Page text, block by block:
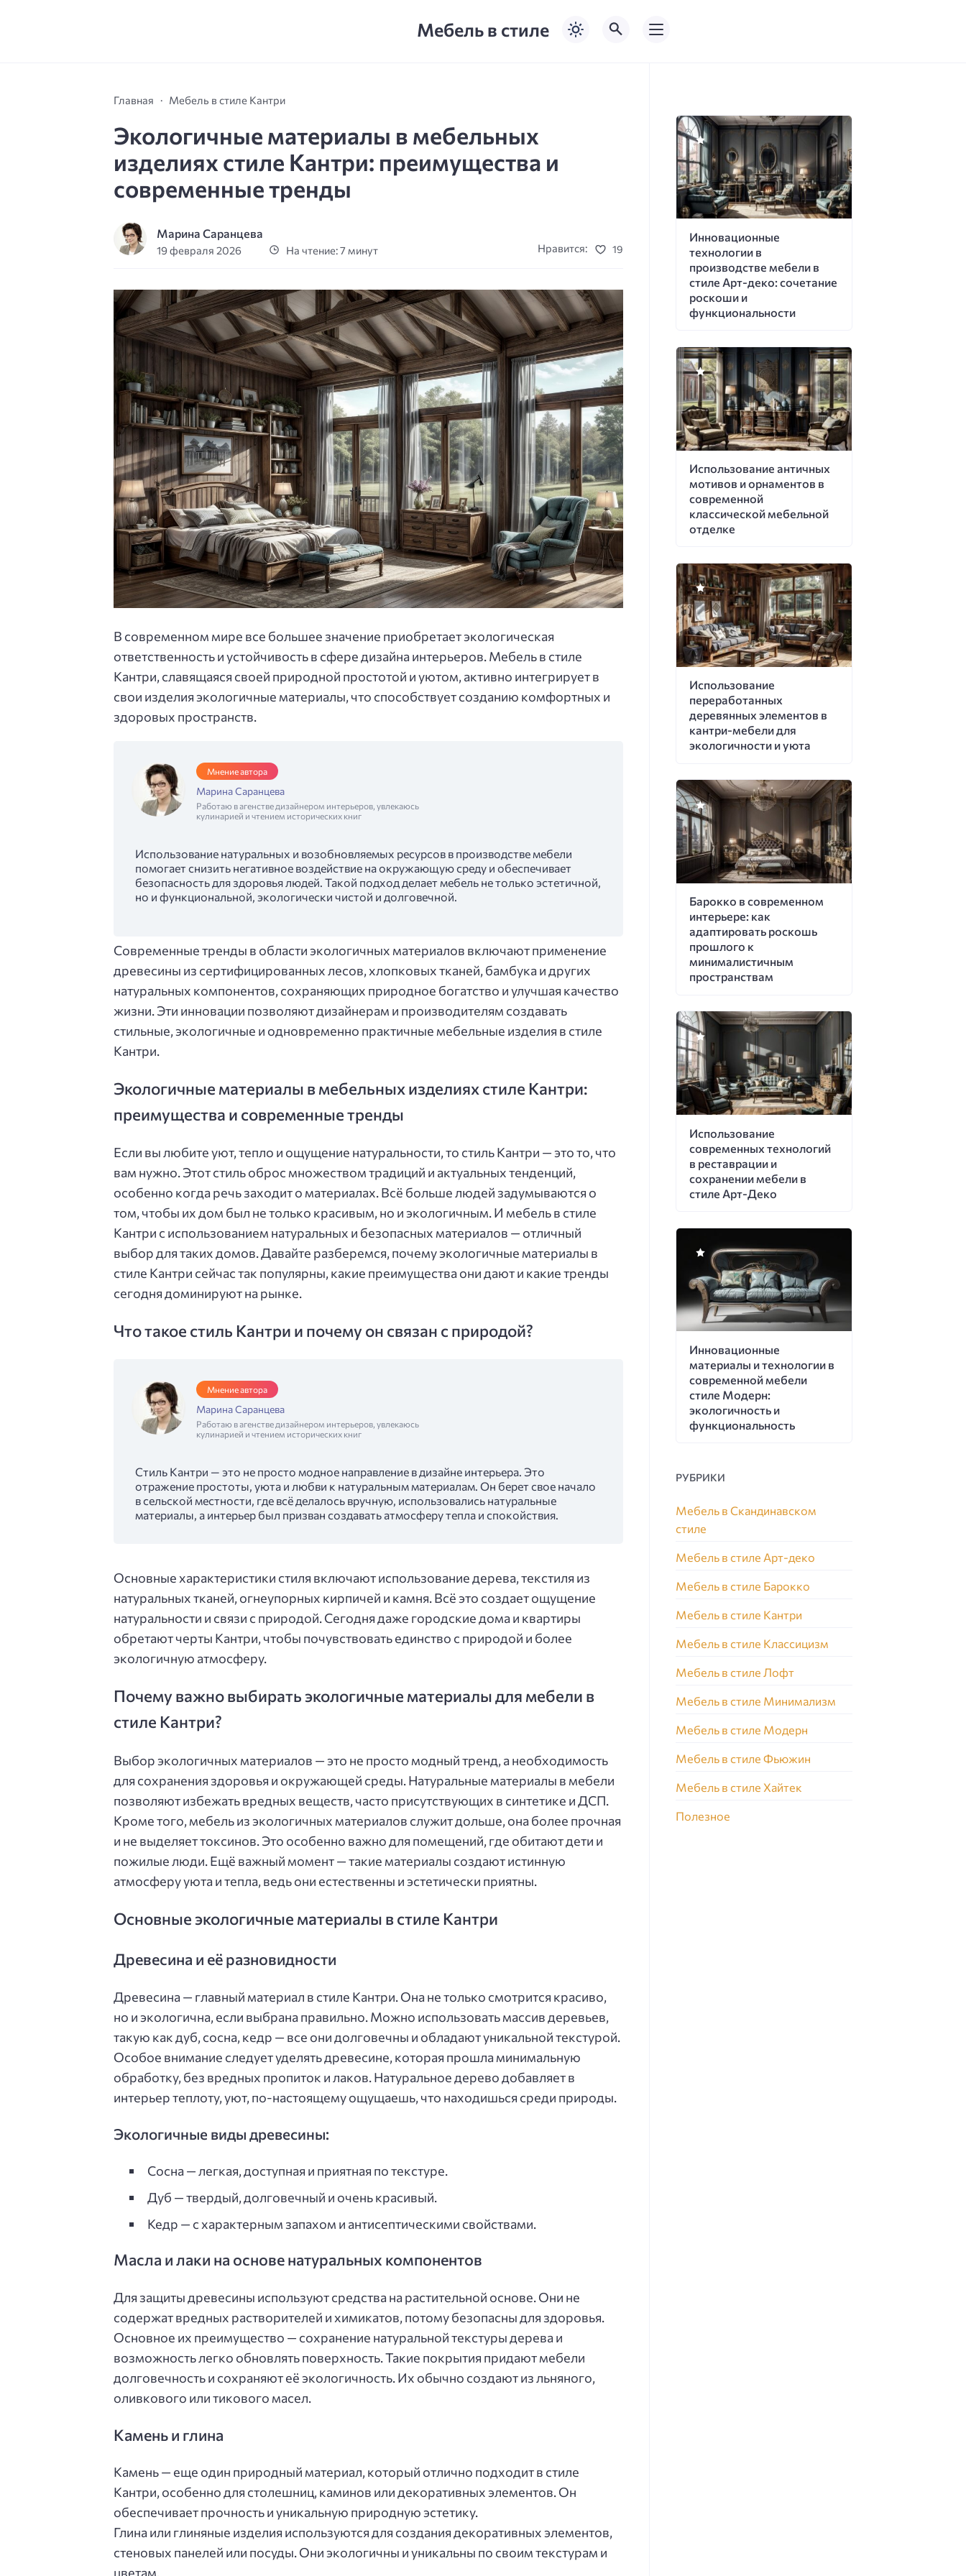
Мебель в стиле
Главная Мебель в стиле Кантри
Экологичные материалы в мебельных
изделиях стиле Кантри: преимущества и
современные тренды
Марина Саранцева
19 февраля 2026 На чтение: 7 минут Нравится: 19
В современном мире все большее значение приобретает экологическая
ответственность и устойчивость в сфере дизайна интерьеров. Мебель в стиле
Кантри, славящаяся своей природной простотой и уютом, активно интегрирует в
свои изделия экологичные материалы, что способствует созданию комфортных и
здоровых пространств.
Мнение автора
Марина Саранцева
Работаю в агенстве дизайнером интерьеров, увлекаюсь
кулинарией и чтением исторических книг
Использование натуральных и возобновляемых ресурсов в производстве мебели
помогает снизить негативное воздействие на окружающую среду и обеспечивает
безопасность для здоровья людей. Такой подход делает мебель не только эстетичной,
но и функциональной, экологически чистой и долговечной.
Современные тренды в области экологичных материалов включают применение
древесины из сертифицированных лесов, хлопковых тканей, бамбука и других
натуральных компонентов, сохраняющих природное богатство и улучшая качество
жизни. Эти инновации позволяют дизайнерам и производителям создавать
стильные, экологичные и одновременно практичные мебельные изделия в стиле
Кантри.
Экологичные материалы в мебельных изделиях стиле Кантри:
преимущества и современные тренды
Если вы любите уют, тепло и ощущение натуральности, то стиль Кантри — это то, что
вам нужно. Этот стиль оброс множеством традиций и актуальных тенденций,
особенно когда речь заходит о материалах. Всё больше людей задумываются о
том, чтобы их дом был не только красивым, но и экологичным. И мебель в стиле
Кантри с использованием натуральных и безопасных материалов — отличный
выбор для таких домов. Давайте разберемся, почему экологичные материалы в
стиле Кантри сейчас так популярны, какие преимущества они дают и какие тренды
сегодня доминируют на рынке.
Что такое стиль Кантри и почему он связан с природой?
Мнение автора
Марина Саранцева
Работаю в агенстве дизайнером интерьеров, увлекаюсь
кулинарией и чтением исторических книг
Стиль Кантри — это не просто модное направление в дизайне интерьера. Это
отражение простоты, уюта и любви к натуральным материалам. Он берет свое начало
в сельской местности, где всё делалось вручную, использовались натуральные
материалы, а интерьер был призван создавать атмосферу тепла и спокойствия.
Основные характеристики стиля включают использование дерева, текстиля из
натуральных тканей, огнеупорных кирпичей и камня. Всё это создает ощущение
натуральности и связи с природой. Сегодня даже городские дома и квартиры
обретают черты Кантри, чтобы почувствовать единство с природой и более
экологичную атмосферу.
Почему важно выбирать экологичные материалы для мебели в
стиле Кантри?
Выбор экологичных материалов — это не просто модный тренд, а необходимость
для сохранения здоровья и окружающей среды. Натуральные материалы в мебели
позволяют избежать вредных веществ, часто присутствующих в синтетике и ДСП.
Кроме того, мебель из экологичных материалов служит дольше, она более прочная
и не выделяет токсинов. Это особенно важно для помещений, где обитают дети и
пожилые люди. Ещё важный момент — такие материалы создают истинную
атмосферу уюта и тепла, ведь они естественны и эстетически приятны.
Основные экологичные материалы в стиле Кантри
Древесина и её разновидности
Древесина — главный материал в стиле Кантри. Она не только смотрится красиво,
но и экологична, если выбрана правильно. Можно использовать массив деревьев,
такую как дуб, сосна, кедр — все они долговечны и обладают уникальной текстурой.
Особое внимание следует уделять древесине, которая прошла минимальную
обработку, без вредных пропиток и лаков. Натуральное дерево добавляет в
интерьер теплоту, уют, по-настоящему ощущаешь, что находишься среди природы.
Экологичные виды древесины:
Сосна — легкая, доступная и приятная по текстуре.
Дуб — твердый, долговечный и очень красивый.
Кедр — с характерным запахом и антисептическими свойствами.
Масла и лаки на основе натуральных компонентов
Для защиты древесины используют средства на растительной основе. Они не
содержат вредных растворителей и химикатов, потому безопасны для здоровья.
Основное их преимущество — сохранение натуральной текстуры дерева и
возможность легко обновлять поверхность. Такие покрытия придают мебели
долговечность и сохраняют её экологичность. Их обычно создают из льняного,
оливкового или тикового масел.
Камень и глина
Камень — еще один природный материал, который отлично подходит в стиле
Кантри, особенно для столешниц, каминов или декоративных элементов. Он
обеспечивает прочность и уникальную природную эстетику.
Глина или глиняные изделия используются для создания декоративных элементов,
стеновых панелей или посуды. Они экологичны и уникальны по своим текстурам и
цветам.
Инновационные
технологии в
производстве мебели в
стиле Арт-деко: сочетание
роскоши и
функциональности
Использование античных
мотивов и орнаментов в
современной
классической мебельной
отделке
Использование
переработанных
деревянных элементов в
кантри-мебели для
экологичности и уюта
Барокко в современном
интерьере: как
адаптировать роскошь
прошлого к
минималистичным
пространствам
Использование
современных технологий
в реставрации и
сохранении мебели в
стиле Арт-Деко
Инновационные
материалы и технологии в
современной мебели
стиле Модерн:
экологичность и
функциональность
РУБРИКИ
Мебель в Скандинавском
стиле
Мебель в стиле Арт-деко
Мебель в стиле Барокко
Мебель в стиле Кантри
Мебель в стиле Классицизм
Мебель в стиле Лофт
Мебель в стиле Минимализм
Мебель в стиле Модерн
Мебель в стиле Фьюжин
Мебель в стиле Хайтек
Полезное